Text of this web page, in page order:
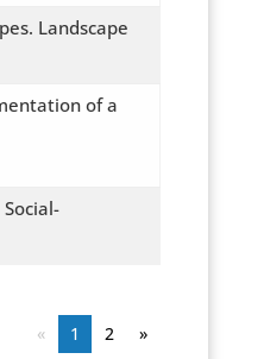
Landscape
of a
« 1 2 »